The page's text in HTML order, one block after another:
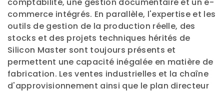
comptabilité, une gestion documentaire et un e-
commerce intégrés. En parallèle, l'expertise et les
outils de gestion de la production réelle, des
stocks et des projets techniques hérités de
Silicon Master sont toujours présents et
permettent une capacité inégalée en matière de
fabrication. Les ventes industrielles et la chaîne
d'approvisionnement ainsi que le plan directeur